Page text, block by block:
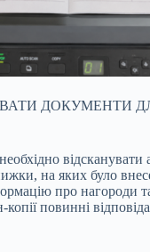
ДОКУМЕНТИ
відсканувати
на яких було
про нагороди
повинні